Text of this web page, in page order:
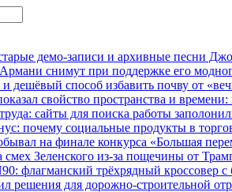
демо-записи и архивные песни
снимут при поддержке его
дешёвый способ избавить почву от
свойство пространства и времени:
сайты для поиска работы
почему социальные продукты в
на финале конкурса «Большая
Зеленского из-за пощечины от
флагманский трёхрядный кроссовер с
для дорожно-строительной